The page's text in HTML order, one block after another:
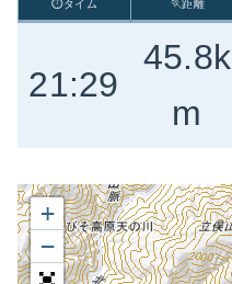
⏱タイム 🏃距離
21:29
45.8k
m
+
−